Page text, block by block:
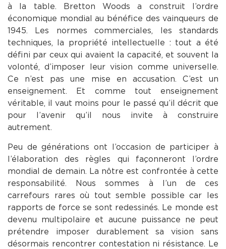
à la table. Bretton Woods a construit l’ordre
économique mondial au bénéfice des vainqueurs de
1945. Les normes commerciales, les standards
techniques, la propriété intellectuelle : tout a été
défini par ceux qui avaient la capacité, et souvent la
volonté, d’imposer leur vision comme universelle.
Ce n’est pas une mise en accusation. C’est un
enseignement. Et comme tout enseignement
véritable, il vaut moins pour le passé qu’il décrit que
pour l’avenir qu’il nous invite à construire
autrement.
Peu de générations ont l’occasion de participer à
l’élaboration des règles qui façonneront l’ordre
mondial de demain. La nôtre est confrontée à cette
responsabilité. Nous sommes à l’un de ces
carrefours rares où tout semble possible car les
rapports de force se sont redessinés. Le monde est
devenu multipolaire et aucune puissance ne peut
prétendre imposer durablement sa vision sans
désormais rencontrer contestation ni résistance. Le